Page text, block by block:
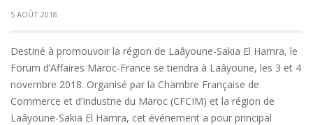
5 AOÛT 2018
Destiné à promouvoir la région de Laâyoune-Sakia El Hamra, le
Forum d’Affaires Maroc-France se tiendra à Laâyoune, les 3 et 4
novembre 2018. Organisé par la Chambre Française de
Commerce et d’Industrie du Maroc (CFCIM) et la région de
Laâyoune-Sakia El Hamra, cet événement a pour principal